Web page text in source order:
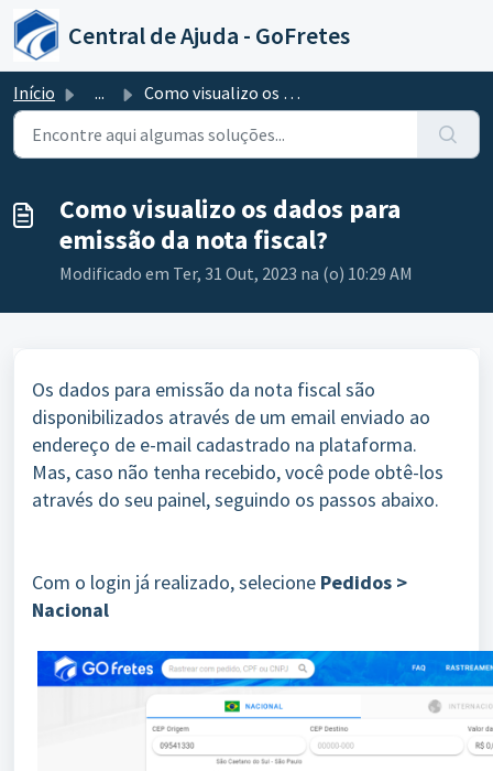
Ir para o conteúdo principal
Central de Ajuda - GoFretes
Início ... Como visualizo os dados para emissão da nota fiscal?
Como visualizo os dados para
emissão da nota fiscal?
Modificado em Ter, 31 Out, 2023 na (o) 10:29 AM
Os dados para emissão da nota fiscal são
disponibilizados através de um email enviado ao
endereço de e-mail cadastrado na plataforma.
Mas, caso não tenha recebido, você pode obtê-los
através do seu painel, seguindo os passos abaixo.
Com o login já realizado, selecione Pedidos >
Nacional